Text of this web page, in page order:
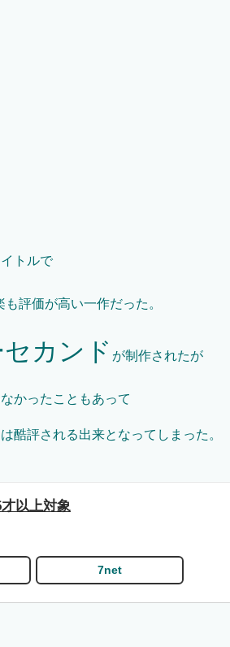
トルで
評価が高い一作だった。
カンド が制作されたが
かったこともあって
酷評される出来となってしまった。
以上対象
7net